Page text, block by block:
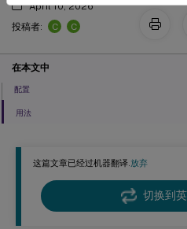
这篇文章已经过机器翻译.放弃
切换到
April 10, 2026
投稿者:
C C
在本文中
配置
用法